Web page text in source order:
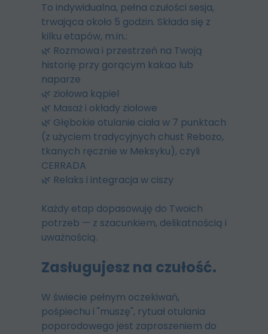
To indywidualna, pełna czułości sesja,
trwająca około 5 godzin. Składa się z
kilku etapów, m.in.:
🌿 Rozmowa i przestrzeń na Twoją
historię przy gorącym kakao lub
naparze
🌿 ziołowa kąpiel
🌿 Masaż i okłady ziołowe
🌿 Głębokie otulanie ciała w 7 punktach
(z użyciem tradycyjnych chust Rebozo,
tkanych ręcznie w Meksyku), czyli
CERRADA
🌿 Relaks i integracja w ciszy
Każdy etap dopasowuję do Twoich
potrzeb — z szacunkiem, delikatnością i
uważnością.
Zasługujesz na czułość.
W świecie pełnym oczekiwań,
pośpiechu i "muszę", rytuał otulania
poporodowego jest zaproszeniem do